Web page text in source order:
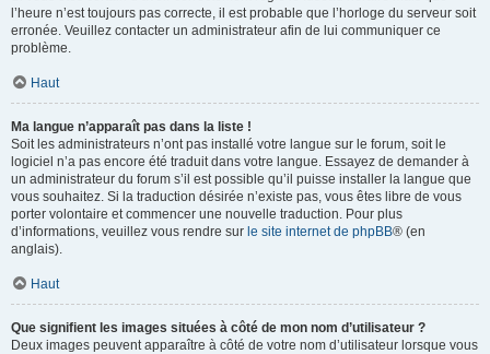
l’heure n’est toujours pas correcte, il est probable que l’horloge du serveur soit
erronée. Veuillez contacter un administrateur afin de lui communiquer ce
problème.
Haut
Ma langue n’apparaît pas dans la liste !
Soit les administrateurs n’ont pas installé votre langue sur le forum, soit le
logiciel n’a pas encore été traduit dans votre langue. Essayez de demander à
un administrateur du forum s’il est possible qu’il puisse installer la langue que
vous souhaitez. Si la traduction désirée n’existe pas, vous êtes libre de vous
porter volontaire et commencer une nouvelle traduction. Pour plus
d’informations, veuillez vous rendre sur le site internet de phpBB® (en
anglais).
Haut
Que signifient les images situées à côté de mon nom d’utilisateur ?
Deux images peuvent apparaître à côté de votre nom d’utilisateur lorsque vous